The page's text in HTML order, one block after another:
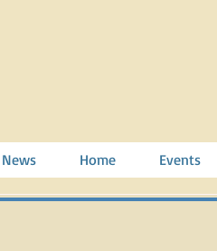
News Home Events